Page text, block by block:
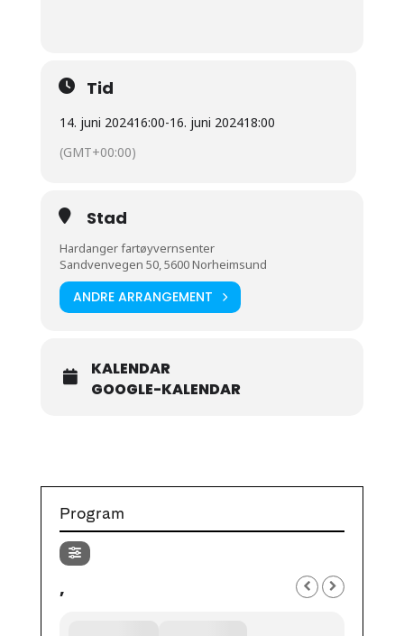
Tid
14. juni 202416:00-16. juni 202418:00
(GMT+00:00)
Stad
Hardanger fartøyvernsenter
Sandvenvegen 50, 5600 Norheimsund
ANDRE ARRANGEMENT
KALENDAR
GOOGLE-KALENDAR
Program
,